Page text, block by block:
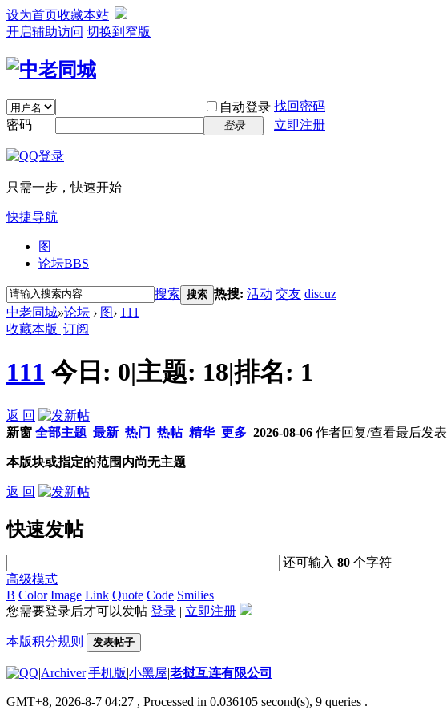
设为首页收藏本站
开启辅助访问 切换到窄版
自动登录 找回密码
密码
登录 立即注册
只需一步，快速开始
快捷导航
图
论坛BBS
搜索 搜索 热搜: 活动 交友 discuz
中老同城»论坛 › 图› 111
收藏本版 |订阅
111 今日: 0|主题: 18|排名: 1
返 回
新窗 全部主题 最新 热门 热帖 精华 更多 2026-08-06 作者回复/查看最后发表
本版块或指定的范围内尚无主题
返 回
快速发帖
还可输入80 个字符
高级模式
B Color Image Link Quote Code Smilies
您需要登录后才可以发帖 登录 | 立即注册
本版积分规则 发表帖子
|Archiver|手机版|小黑屋|老挝互连有限公司
GMT+8, 2026-8-7 04:27 , Processed in 0.036105 second(s), 9 queries .